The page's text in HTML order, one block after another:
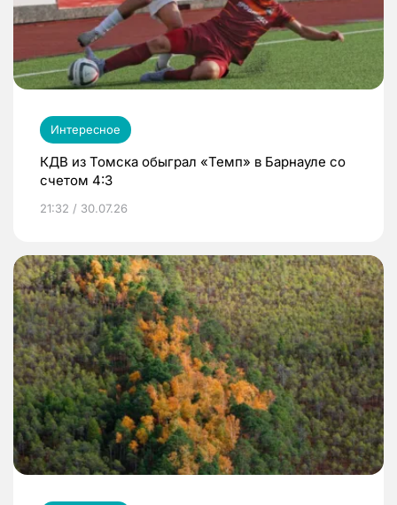
Интересное
КДВ из Томска обыграл «Темп» в Барнауле со
счетом 4:3
21:32 / 30.07.26